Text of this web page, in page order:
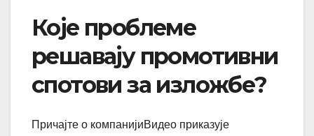
Које проблеме
решавају промотивни
спотови за изложбе?
Причајте о компанијиВидео приказује